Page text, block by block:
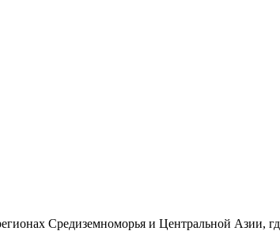
Средиземноморья и Центральной Азии,